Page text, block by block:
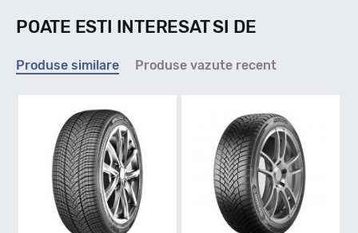
Indice viteza
H - max 210km/h
Indice greutate
POATE ESTI INTERESAT SI DE
Produse similare Produse vazute recent